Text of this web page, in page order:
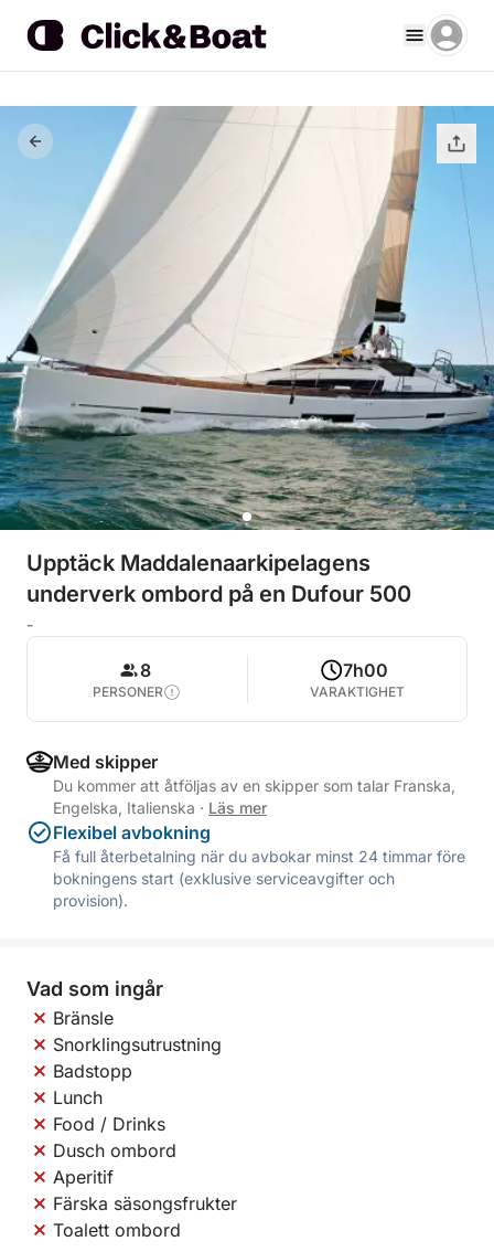
Upptäck Maddalenaarkipelagens
underverk ombord på en Dufour 500
-
8
PERSONER
7h00
VARAKTIGHET
Med skipper
Du kommer att åtföljas av en skipper som talar Franska,
Engelska, Italienska · Läs mer
Flexibel avbokning
Få full återbetalning när du avbokar minst 24 timmar före
bokningens start (exklusive serviceavgifter och
provision).
Vad som ingår
Bränsle
Snorklingsutrustning
Badstopp
Lunch
Food / Drinks
Dusch ombord
Aperitif
Färska säsongsfrukter
Toalett ombord